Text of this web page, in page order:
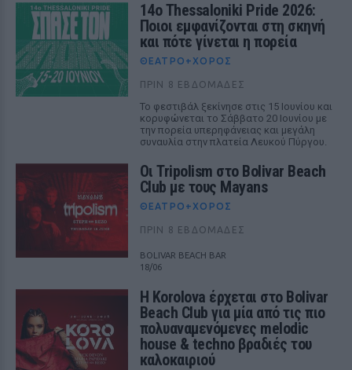
14ο Thessaloniki Pride 2026:
Ποιοι εμφανίζονται στη σκηνή
και πότε γίνεται η πορεία
ΘΈΑΤΡΟ+ΧΟΡΌΣ
ΠΡΙΝ 8 ΕΒΔΟΜΆΔΕΣ
Το φεστιβάλ ξεκίνησε στις 15 Ιουνίου και
κορυφώνεται το Σάββατο 20 Ιουνίου με
την πορεία υπερηφάνειας και μεγάλη
συναυλία στην πλατεία Λευκού Πύργου.
Οι Tripolism στο Bolivar Beach
Club με τους Mayans
ΘΈΑΤΡΟ+ΧΟΡΌΣ
ΠΡΙΝ 8 ΕΒΔΟΜΆΔΕΣ
BOLIVAR BEACH BAR
18/06
Η Korolova έρχεται στο Bolivar
Beach Club για μία από τις πιο
πολυαναμενόμενες melodic
house & techno βραδιές του
καλοκαιριού